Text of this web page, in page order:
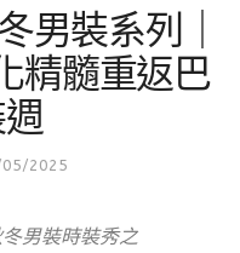
男裝系列｜
精髓重返巴
2025
男裝時裝秀之